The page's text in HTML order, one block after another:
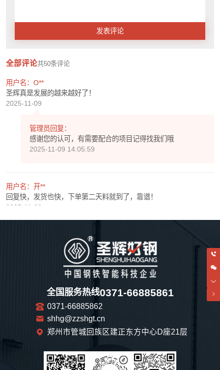
发表评论
全部评论共50条评论
用户名：O**
圣辉真是发展的越来越好了！
2025-11-09
管理员回复：
感谢您的认可，有需要配合的项目记得找我们哦
2025-11-09 14:05:59
用户名：开**
回复快，发货也快，下单第二天料就到了，靠谱！
2025-11-08
感谢您的认可，期待以后和您还有很多次愉快的合作！
2025-11-08 14:06:11
2025-11-07
管理员回复：
东方中心D座2115，到了之后可以打这个电话哦，
1323178277
全国服务热线0371-66885861
0371-66885862
shhg@zzshgt.cn
郑州市管城回族区建正东方中心D座21层